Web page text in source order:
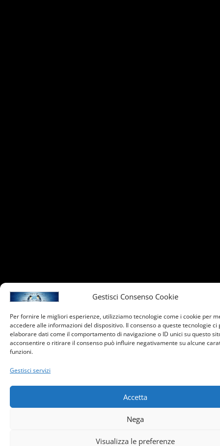
Gestisci Consenso Cookie
Per fornire le migliori esperienze, utilizziamo tecnologie come i cookie per
accedere alle informazioni del dispositivo. Il consenso a queste tecnologie
elaborare dati come il comportamento di navigazione o ID unici su questo
acconsentire o ritirare il consenso può influire negativamente su alcune
funzioni.
Gestisci servizi
Accetta
Nega
Visualizza le preferenze